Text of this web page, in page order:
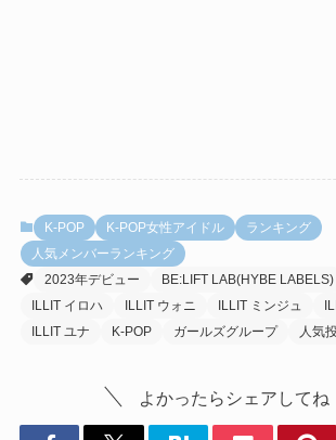
K-POP K-POP女性アイドル
ランキング
人気メンバーランキング
2023年デビュー
BE:LIFT LAB(HYBE LABELS)
ILLIT イロハ
ILLIT ウォニ ILLIT ミンジュ
ILLIT ユナ
K-POP ガールズグループ 人気
よかったらシェアしてね